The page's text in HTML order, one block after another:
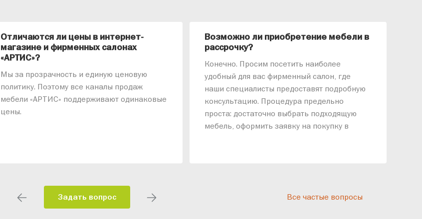
Отличаются ли цены в интернет-
магазине и фирменных салонах
«АРТИС»?
Мы за прозрачность и единую ценовую
политику. Поэтому все каналы продаж
мебели «АРТИС» поддерживают одинаковые
цены.
Возможно ли приобретение мебели в
рассрочку?
Конечно. Просим посетить наиболее
удобный для вас фирменный салон, где
наши специалисты предоставят подробную
консультацию. Процедура предельно
проста: достаточно выбрать подходящую
мебель, оформить заявку на покупку в
Задать вопрос Все частые вопросы